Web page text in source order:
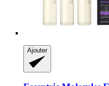
Ajouter